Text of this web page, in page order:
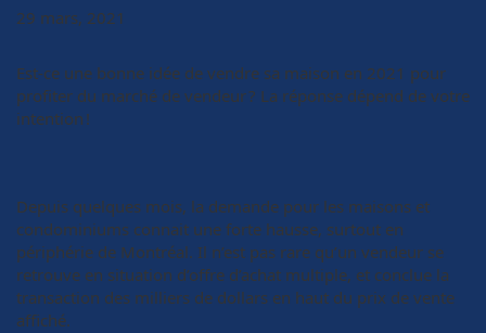
29 mars, 2021
Est-ce une bonne idée de vendre sa maison en 2021 pour
profiter du marché de vendeur ? La réponse dépend de votre
intention !
Depuis quelques mois, la demande pour les maisons et
condominiums connait une forte hausse, surtout en
périphérie de Montréal. Il n’est pas rare qu’un vendeur se
retrouve en situation d’offre d’achat multiple, et conclue la
transaction des milliers de dollars en haut du prix de vente
affiché.